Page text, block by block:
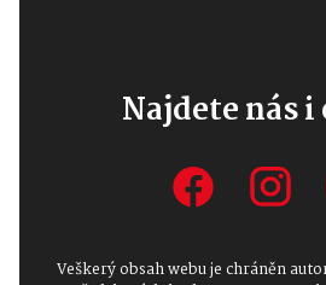
Najdete nás
Veškerý obsah webu je chráněn